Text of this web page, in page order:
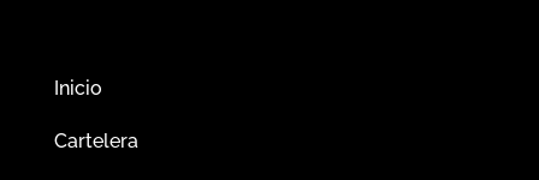
Inicio
Cartelera